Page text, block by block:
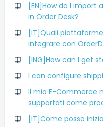
[EN]How do I import
in Order Desk?
[IT]Quali
integrare con
[ING]How can I get
I can configure
Il mio E-Commerce
supportati come
[IT]Come posso